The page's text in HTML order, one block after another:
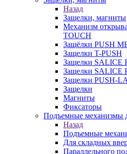
Назад
Защелки, магниты
Механизм
TOUCH
Защёлки PUSH
Защелки T-PUSH
Защелки SALICE
Защелки SALICE
Защелки PUSH-
Защелки
Магниты
Фиксаторы
Подъемные механизмы
Назад
Подъемные
Для складных
Параллельного